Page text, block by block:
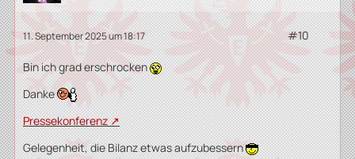
11. September 2025 um 18:17 #10
Bin ich grad erschrocken
Danke
Pressekonferenz
Gelegenheit, die Bilanz etwas aufzubessern